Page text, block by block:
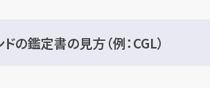
の鑑定書の見方（例：CGL）